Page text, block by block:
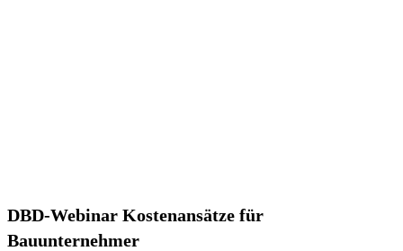
DBD-Webinar Kostenansätze für
Bauunternehmer